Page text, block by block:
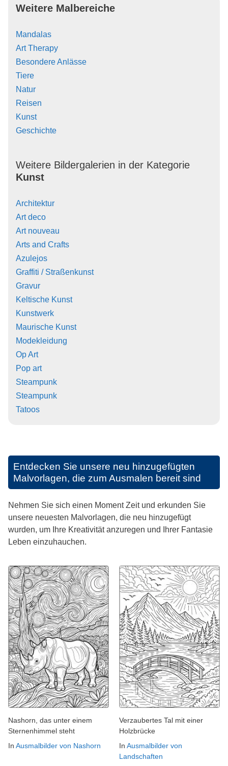
Weitere Malbereiche
Mandalas
Art Therapy
Besondere Anlässe
Tiere
Natur
Reisen
Kunst
Geschichte
Weitere Bildergalerien in der Kategorie
Kunst
Architektur
Art deco
Art nouveau
Arts and Crafts
Azulejos
Graffiti / Straßenkunst
Gravur
Keltische Kunst
Kunstwerk
Maurische Kunst
Modekleidung
Op Art
Pop art
Steampunk
Steampunk
Tatoos
Entdecken Sie unsere neu hinzugefügten
Malvorlagen, die zum Ausmalen bereit sind
Nehmen Sie sich einen Moment Zeit und erkunden Sie
unsere neuesten Malvorlagen, die neu hinzugefügt
wurden, um Ihre Kreativität anzuregen und Ihrer Fantasie
Leben einzuhauchen.
Nashorn, das unter einem
Sternenhimmel steht
In Ausmalbilder von Nashorn
Verzaubertes Tal mit einer
Holzbrücke
In Ausmalbilder von
Landschaften